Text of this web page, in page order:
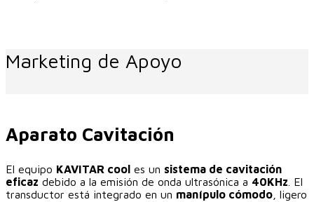
Marketing de Apoyo
Aparato Cavitación
El equipo KAVITAR cool es un sistema de cavitación
eficaz debido a la emisión de onda ultrasónica a 40KHz . El
transductor está integrado en un manípulo cómodo , ligero